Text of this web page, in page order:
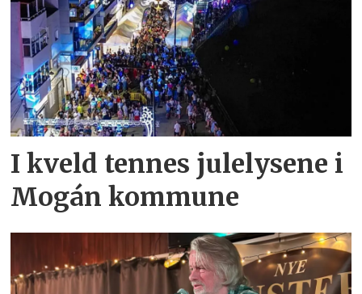
I kveld tennes julelysene i
Mogán kommune